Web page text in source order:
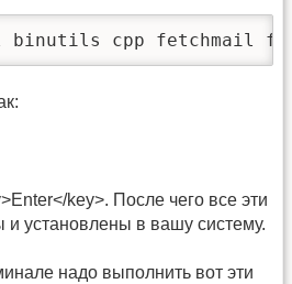
cpp fetchmail flex
key>. После чего все эти
и установлены в вашу систему.
надо выполнить вот эти